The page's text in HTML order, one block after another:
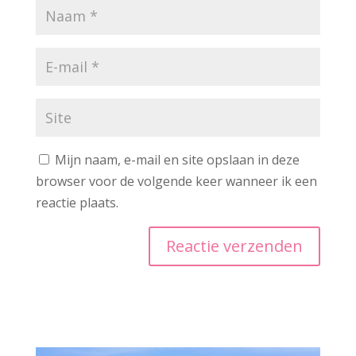
Mijn naam, e-mail en site opslaan in deze
browser voor de volgende keer wanneer ik een
reactie plaats.